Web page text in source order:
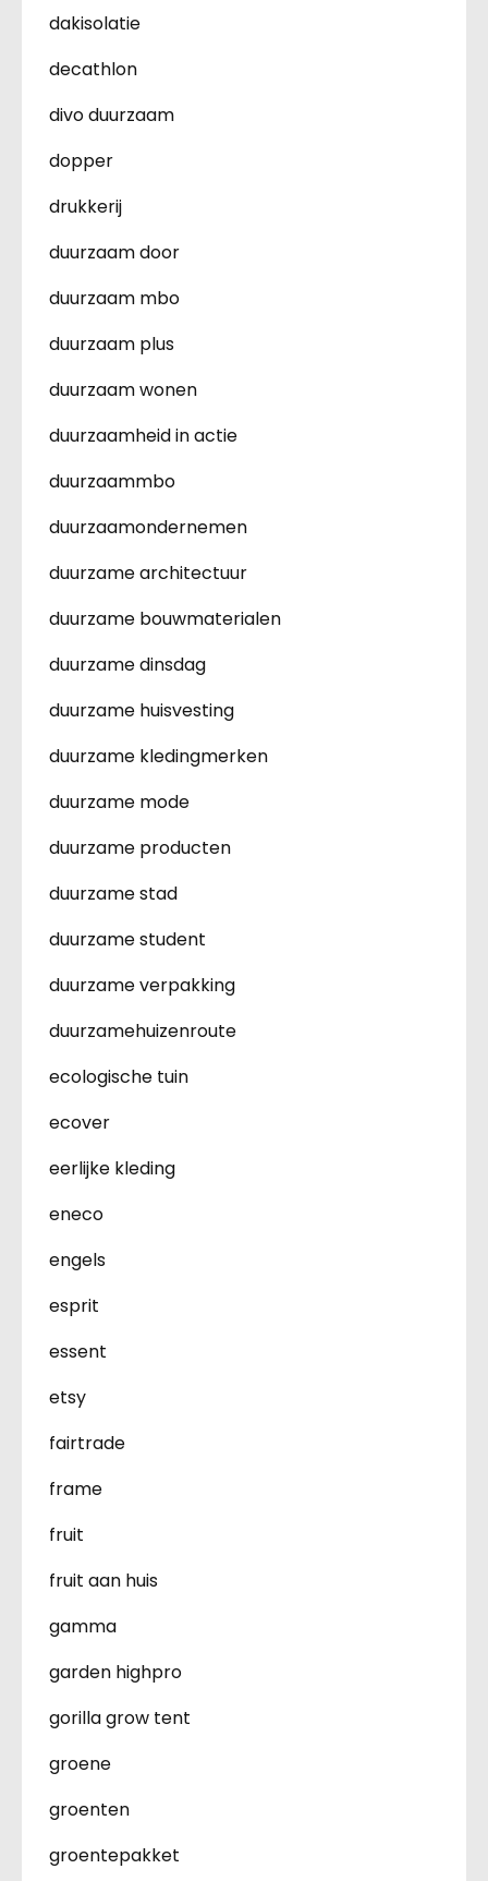
dakisolatie
decathlon
divo duurzaam
dopper
drukkerij
duurzaam door
duurzaam mbo
duurzaam plus
duurzaam wonen
duurzaamheid in actie
duurzaammbo
duurzaamondernemen
duurzame architectuur
duurzame bouwmaterialen
duurzame dinsdag
duurzame huisvesting
duurzame kledingmerken
duurzame mode
duurzame producten
duurzame stad
duurzame student
duurzame verpakking
duurzamehuizenroute
ecologische tuin
ecover
eerlijke kleding
eneco
engels
esprit
essent
etsy
fairtrade
frame
fruit
fruit aan huis
gamma
garden highpro
gorilla grow tent
groene
groenten
groentepakket